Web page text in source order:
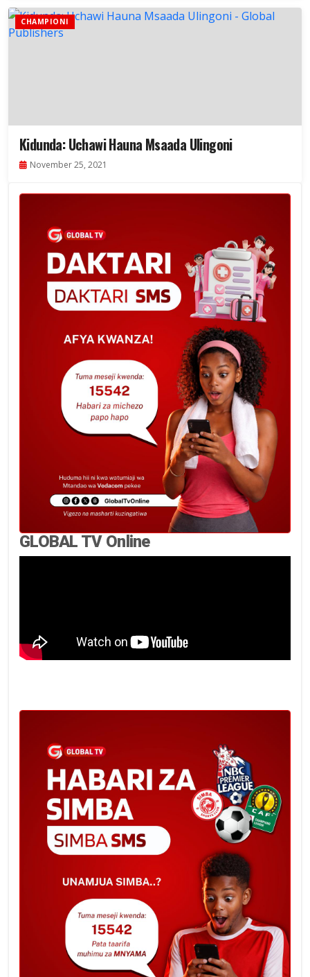
CHAMPIONI
Kidunda: Uchawi Hauna Msaada Ulingoni
November 25, 2021
GLOBAL TV Online